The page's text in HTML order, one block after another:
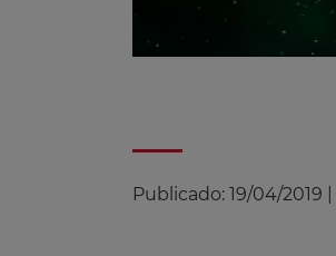
Publicado: 19/04/2019